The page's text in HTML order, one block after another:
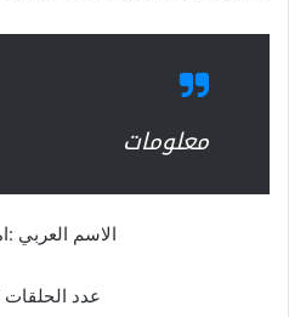
معلومات
الاسم العربي
عدد الحلقات :12